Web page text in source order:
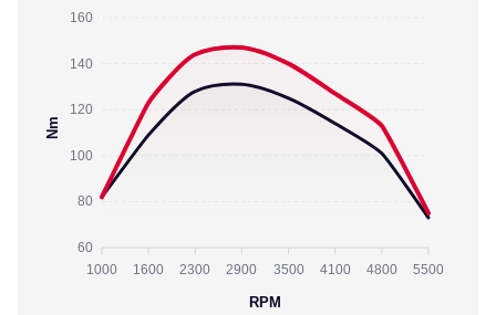
160
140
120
100
80
60
Nm
1000 1600 2300 2900 3500 4100 4800 5500
RPM